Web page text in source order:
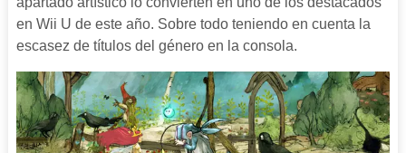
en Wii U de este año. Sobre todo teniendo en cuenta la
escasez de títulos del género en la consola.